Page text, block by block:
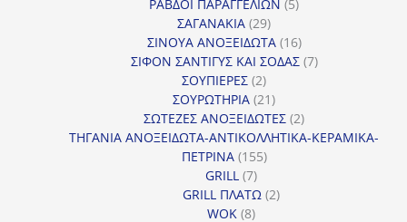
προϊόντα
ΡΑΒΔΟΙ ΠΑΡΑΓΓΕΛΙΩΝ 55
ΣΑΓΑΝΑΚΙΑ 2929
προϊόντα
ΣΙΝΟΥΑ ΑΝΟΞΕΙΔΩΤΑ 1616
προϊόντα
ΣΙΦΟΝ ΣΑΝΤΙΓΥΣ ΚΑΙ ΣΟΔΑΣ 77
ΣΟΥΠΙΕΡΕΣ 22
προϊόντα
ΣΟΥΡΩΤΗΡΙΑ 2121
προϊόντα
ΣΩΤΕΖΕΣ ΑΝΟΞΕΙΔΩΤΕΣ 22
προϊόντα
ΤΗΓΑΝΙΑ ΑΝΟΞΕΙΔΩΤΑ-ΑΝΤΙΚΟΛΛΗΤΙΚΑ-ΚΕΡΑΜΙΚΑ-
ΠΕΤΡΙΝΑ 155155
GRILL 77
προϊόντα
GRILL ΠΛΑΤΩ 22
WOK 88